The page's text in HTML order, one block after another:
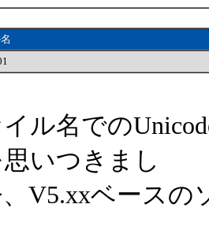
ル名での
いつきまし
V5.xxベースの